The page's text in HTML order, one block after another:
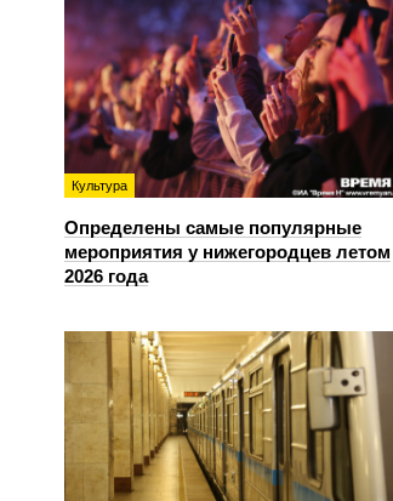
Культура
Определены самые популярные
мероприятия у нижегородцев летом
2026 года